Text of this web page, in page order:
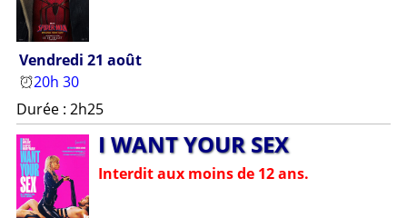
Vendredi 21 août
20h 30
Durée : 2h25
I WAN­T YOUR SEX
Interdit aux moins de 12 ans.